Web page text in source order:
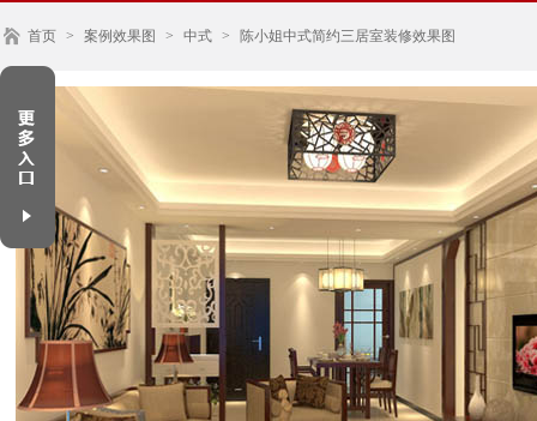
首页 > 案例效果图 > 中式 > 陈小姐中式简约三居室装修效果图